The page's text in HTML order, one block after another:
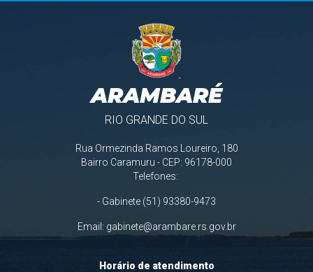
ARAMBARÉ
RIO GRANDE DO SUL
Rua Ormezinda Ramos Loureiro, 180
Bairro Caramuru - CEP: 96178-000
Telefones:
- Gabinete (51) 93380-9473
Email: gabinete@arambare.rs.gov.br
Horário de atendimento